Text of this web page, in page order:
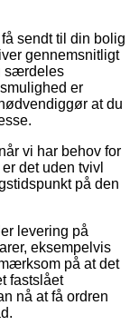
sendt til din bolig
gennemsnitligt
særdeles
er
at du
vi har behov for
det uden tvivl
på den
levering på
eksempelvis
på at det
fastslået
nå at få ordren